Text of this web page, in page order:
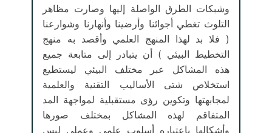
وشبكات الطرق الواصلة إليها وصارت مظاهر
التلوث تغطي أجوائنا وأرضينا وأنهارنا وشوارعنا
( فلا بد لهذا المنهج العلمي وأقصد به منهج
التخطيط البيئي ) أن يتبادر إلى متابعة جميع
هذه المشاكل عبر مختلف البيئي ليستطيع
استخلاص شتى الأساليب التقنية والعلمية
لمجابهتها وتكوين رؤى مستقبلية لمواجهة المد
المتفاقم لهذه المشاكل بمختلف صورها
وأشكالها باعتباره أسلوب علمي وعملي ليس